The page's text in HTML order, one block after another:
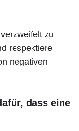
zu
respektiere
negativen
dass eine